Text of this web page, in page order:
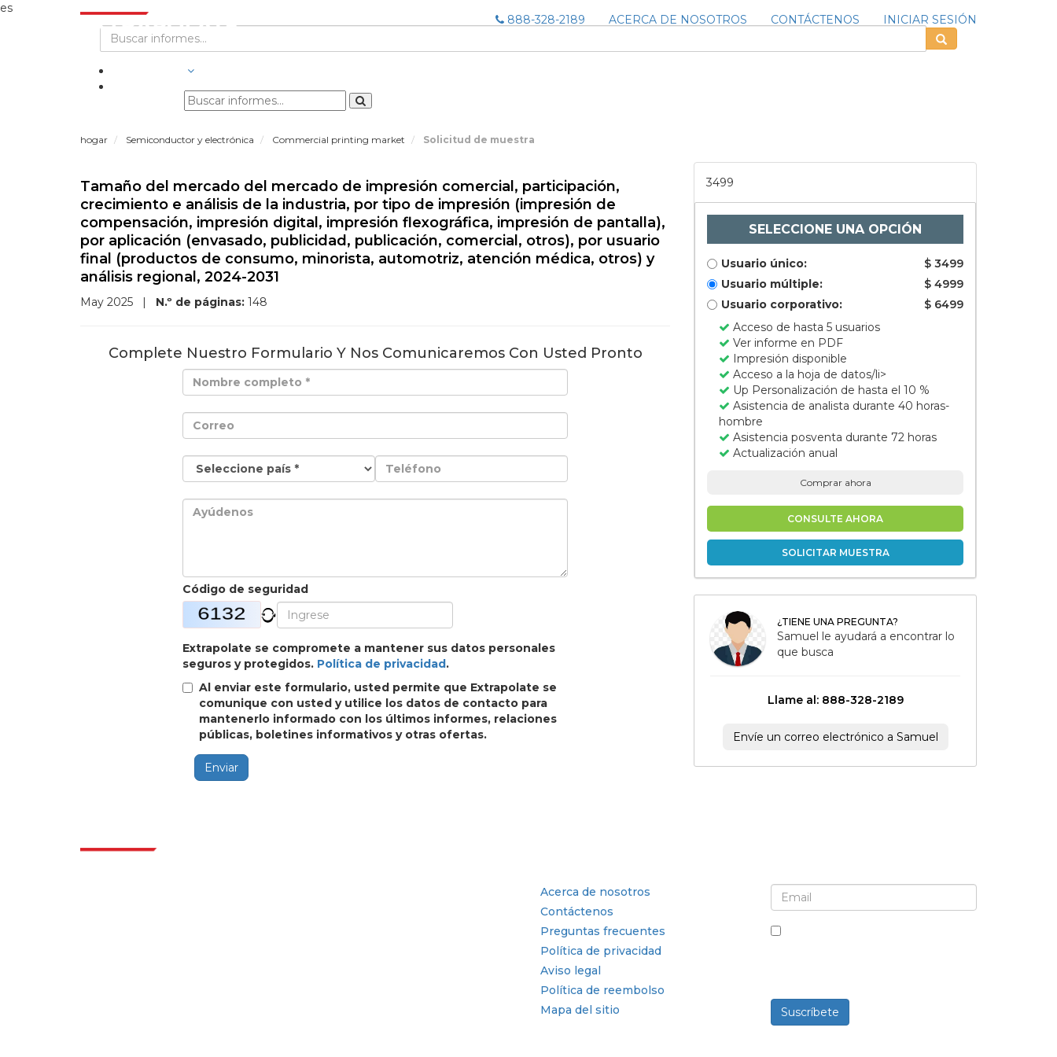
es
888-328-2189
ACERCA DE NOSOTROS CONTÁCTENOS INICIAR SESIÓN
hogar Semiconductor y electrónica Commercial printing market Solicitud de muestra
Tamaño del mercado del mercado de impresión comercial, participación,
crecimiento e análisis de la industria, por tipo de impresión (impresión de
compensación, impresión digital, impresión flexográfica, impresión de pantalla),
por aplicación (envasado, publicidad, publicación, comercial, otros), por usuario
final (productos de consumo, minorista, automotriz, atención médica, otros) y
análisis regional, 2024-2031
May 2025 | N.º de páginas: 148
Complete Nuestro Formulario Y Nos Comunicaremos Con Usted Pronto
Código de seguridad
Extrapolate se compromete a mantener sus datos personales
seguros y protegidos. Política de privacidad.
Al enviar este formulario, usted permite que Extrapolate se
comunique con usted y utilice los datos de contacto para
mantenerlo informado con los últimos informes, relaciones
públicas, boletines informativos y otras ofertas.
Enviar
3499
SELECCIONE UNA OPCIÓN
Usuario único:
$ 3499
Usuario múltiple:
$ 4999
Usuario corporativo:
$ 6499
Acceso de hasta 5 usuarios
Ver informe en PDF
Impresión disponible
Acceso a la hoja de datos/li>
Up Personalización de hasta el 10 %
Asistencia de analista durante 40 horas-
hombre
Asistencia posventa durante 72 horas
Actualización anual
Comprar ahora
CONSULTE AHORA
SOLICITAR MUESTRA
¿TIENE UNA PREGUNTA?
Samuel le ayudará a encontrar lo
que busca
Llame al: 888-328-2189
Envíe un correo electrónico a Samuel
Acerca de nosotros
Contáctenos
Preguntas frecuentes
Política de privacidad
Aviso legal
Política de reembolso
Mapa del sitio
Suscríbete